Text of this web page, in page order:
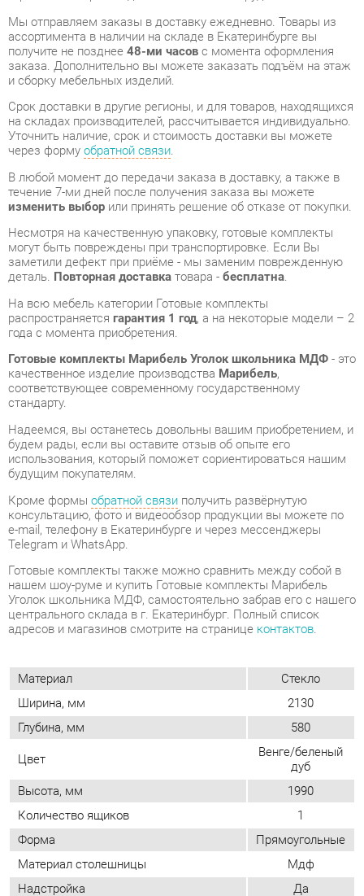
заказа. Дополнительно вы можете заказать подъём на этаж
и сборку мебельных изделий.
Срок доставки в другие регионы, и для товаров, находящихся
на складах производителей, рассчитывается индивидуально.
Уточнить наличие, срок и стоимость доставки вы можете
через формуобратной связи.
В любой момент до передачи заказа в доставку, а также в
течение 7-ми дней после получения заказа вы можете
изменить выборили принять решение об отказе от покупки.
могут быть повреждены при транспортировке. Если Вы
заметили дефект при приёме - мы заменим поврежденную
деталь.Повторная доставкатовара -бесплатна.
На всю мебель категории Готовые комплекты
распространяетсягарантия 1 год, а на некоторые модели – 2
года с момента приобретения.
Готовые комплекты Марибель Уголок школьника МДФ
качественное изделие производстваМарибель,
соответствующее современному государственному
стандарту.
Надеемся, вы останетесь довольны вашим приобретением, и
будем рады, если вы оставите отзыв об опыте его
использования, который поможет сориентироваться нашим
будущим покупателям.
Кроме формы получить развёрнутую
консультацию, фото и видеообзор продукции вы можете по
e-mail, телефону в Екатеринбурге и через мессенджеры
Telegram и WhatsApp.
нашем шоу-руме и купить Готовые комплекты Марибель
Уголок школьника МДФ, самостоятельно забрав его с нашего
центрального склада в г. Екатеринбург. Полный список
адресов и магазинов смотрите на странице
Материал
Стекло
Ширина, мм
2130
Глубина, мм
Цвет
дуб
Высота, мм
1990
Количество ящиков
1
Прямоугольные
Материал столешницы
Мдф
Надстройка
Да
Ящики
Опора
Ножки
Встроенная тумба
Да
Размер
Большой